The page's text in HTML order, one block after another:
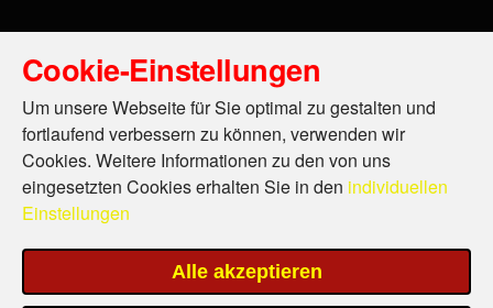
Cookie-Einstellungen
Um unsere Webseite für Sie optimal zu gestalten und
fortlaufend verbessern zu können, verwenden wir
Cookies. Weitere Informationen zu den von uns
eingesetzten Cookies erhalten Sie in den individuellen
Einstellungen
Alle akzeptieren